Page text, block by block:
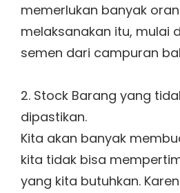
memerlukan banyak
melaksanakan itu, mulai
semen dari campuran
2. Stock Barang yang
dipastikan.
Kita akan banyak
kita tidak bisa
yang kita butuhkan.